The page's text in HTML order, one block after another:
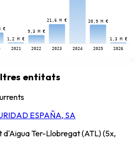
€
1,2 M €
2021
9,3 M €
2022
21,6 M €
2023 2024
20,9 M €
2025
1,3 M €
2026
entitats
ESPAÑA, SA
d'Aigua Ter-Llobregat (ATL) (5x,